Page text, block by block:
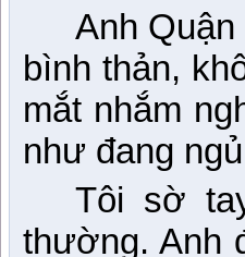
Anh
bình thản,
mắt nhắm
như đang
Tôi sờ
thường. Anh